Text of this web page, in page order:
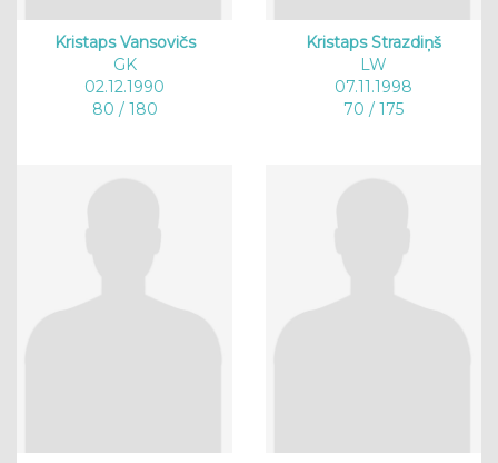
Kristaps Vansovičs
GK
02.12.1990
80 / 180
Kristaps Strazdiņš
LW
07.11.1998
70 / 175